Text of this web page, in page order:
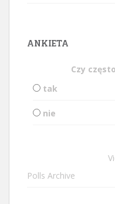
ANKIETA
Czy
tak
nie
Polls Archive